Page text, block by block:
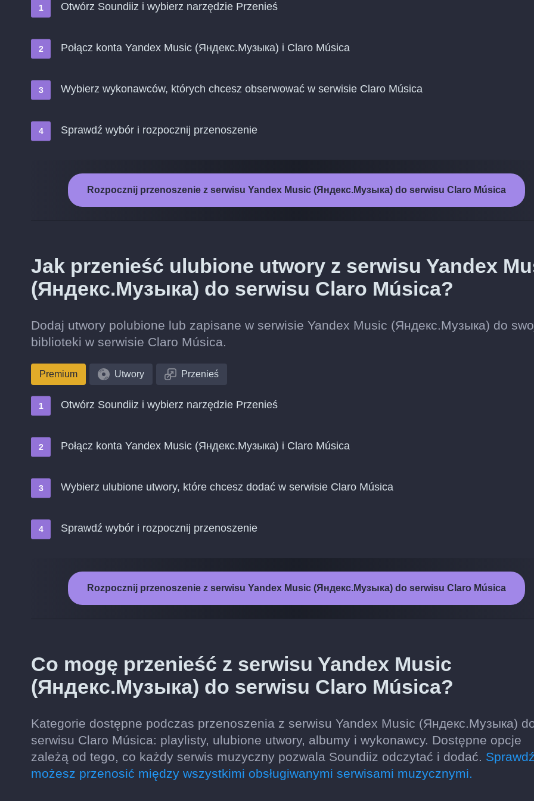
Otwórz Soundiiz i wybierz narzędzie Przenieś
Połącz konta Yandex Music (Яндекс.Музыка) i Claro Música
Wybierz wykonawców, których chcesz obserwować w serwisie Claro Música
Sprawdź wybór i rozpocznij przenoszenie
Rozpocznij przenoszenie z serwisu Yandex Music (Яндекс.Музыка) do serwisu Claro Música
Jak przenieść ulubione utwory z serwisu Yandex
(Яндекс.Музыка) do serwisu Claro Música?
Dodaj utwory polubione lub zapisane w serwisie Yandex Music (Яндекс.Музыка) do
biblioteki w serwisie Claro Música.
Premium Utwory Przenieś
Otwórz Soundiiz i wybierz narzędzie Przenieś
Połącz konta Yandex Music (Яндекс.Музыка) i Claro Música
Wybierz ulubione utwory, które chcesz dodać w serwisie Claro Música
Sprawdź wybór i rozpocznij przenoszenie
Rozpocznij przenoszenie z serwisu Yandex Music (Яндекс.Музыка) do serwisu Claro Música
Co mogę przenieść z serwisu Yandex Music
(Яндекс.Музыка) do serwisu Claro Música?
Kategorie dostępne podczas przenoszenia z serwisu Yandex Music (Яндекс.Музыка)
serwisu Claro Música: playlisty, ulubione utwory, albumy i wykonawcy. Dostępne opcje
zależą od tego, co każdy serwis muzyczny pozwala Soundiiz odczytać i dodać.
możesz przenosić między wszystkimi obsługiwanymi serwisami muzycznymi.